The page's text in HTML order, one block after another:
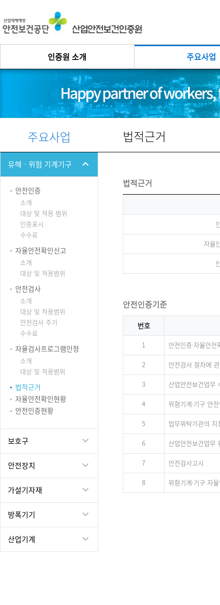
인증원 소개 주요사업
주요사업
유해ㆍ위험 기계기구
안전인증
소개
대상 및 적용 범위
인증표시
수수료
자율안전확인신고
소개
대상 및 적용범위
안전검사
소개
대상 및 적용범위
안전검사 주기
수수료
자율검사프로그램인정
소개
대상 및 적용범위
법적근거
자율안전확인현황
안전인증현황
보호구
안전장치
가설기자재
방폭기기
산업기계
법적근거
법적근거
자율
안전인증기준
번호
1 안전인증·자율안
2 안전검사 절차에
3 산업안전보건업무
4 위험기계·기구 안
5 업무위탁기관의
6 산업안전보건업무
7 안전검사고시
8 위험기계·기구 자